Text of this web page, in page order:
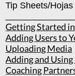
Tip Sheets/
Getting Started in
Adding Users to
Uploading Media
Adding and
Coaching